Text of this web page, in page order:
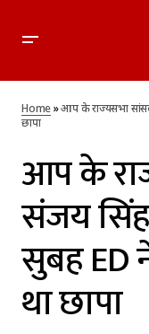
मारा था छापा
Home»आप के राज्यसभा
छापा
आप के
संजय
सुबह ED
था छापा